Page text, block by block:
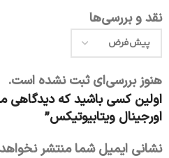
نقد و بررسی‌ها
هنوز بررسی‌ای ثبت نشده است.
اولین کسی باشید که
اورجینال ویتابیوتیکس”
نشانی ایمیل شما منتشر